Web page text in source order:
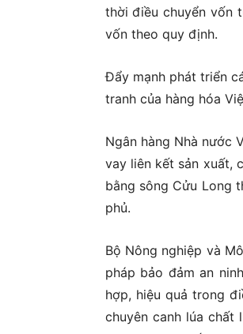
thời điều chuyển vốn
vốn theo quy định.
Đẩy mạnh phát triển
tranh của hàng hóa
Ngân hàng Nhà nước
vay liên kết sản xuất,
bằng sông Cửu Long
phủ.
Bộ Nông nghiệp và
pháp bảo đảm an
hợp, hiệu quả trong
chuyên canh lúa